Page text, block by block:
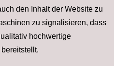
den Inhalt der Website zu
zu signalisieren, dass
hochwertige